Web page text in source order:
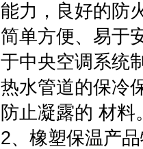
能力，良好的防
简单方便、易于
于中央空调系统
热水管道的保冷
防止凝露的 材
2、橡塑保温产